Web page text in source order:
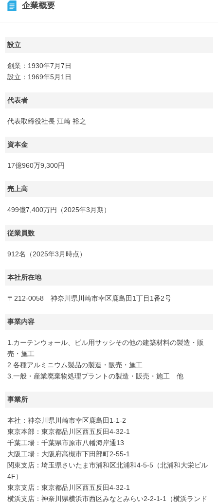
企業概要
設立
創業：1930年7月7日
設立：1969年5月1日
代表者
代表取締役社長 江崎 裕之
資本金
17億960万9,300円
売上高
499億7,400万円（2025年3月期）
従業員数
912名（2025年3月時点）
本社所在地
〒212-0058 神奈川県川崎市幸区鹿島田1丁目1番2号
事業内容
1.カーテンウォール、ビル用サッシその他の建築材料の製造・販
売・施工
2.各種アルミニウム製品の製造・販売・施工
3.一般・産業廃棄物処理プラントの製造・販売・施工 他
事業所
本社：神奈川県川崎市幸区鹿島田1-1-2
東京本部：東京都品川区西五反田4-32-1
千葉工場：千葉県市原市八幡海岸通13
大阪工場：大阪府高槻市下田部町2-55-1
関東支店：埼玉県さいたま市浦和区北浦和4-5-5（北浦和大栄ビル
4F）
東京支店：東京都品川区西五反田4-32-1
横浜支店：神奈川県横浜市西区みなとみらい2-2-1-1（横浜ランド